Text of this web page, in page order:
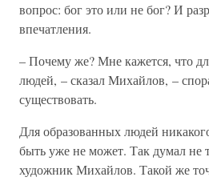
вопрос: бог это или не бог? И
впечатления.
– Почему же? Мне кажется, что
людей, – сказал Михайлов, –
существовать.
Для образованных людей
быть уже не может. Так думал не
художник Михайлов. Такой же